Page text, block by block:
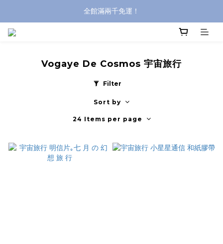
全館滿兩千免運！
全館滿兩千免運！
Vogaye De Cosmos 宇宙旅行
Filter
Sort by
24 Items per page